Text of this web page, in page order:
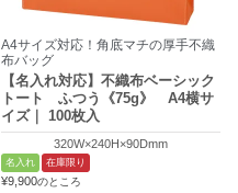
A4サイズ対応！角底マチの厚手不織
布バッグ
【名入れ対応】不織布ベーシック
トート ふつう《75g》 A4横サ
イズ｜ 100枚入
320W×240H×90Dmm
名入れ 在庫限り
¥9,900のところ